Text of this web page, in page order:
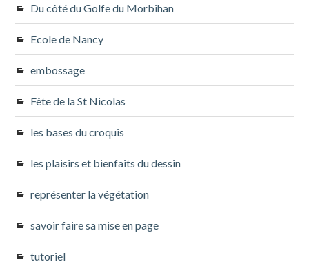
Du côté du Golfe du Morbihan
Ecole de Nancy
embossage
Fête de la St Nicolas
les bases du croquis
les plaisirs et bienfaits du dessin
représenter la végétation
savoir faire sa mise en page
tutoriel